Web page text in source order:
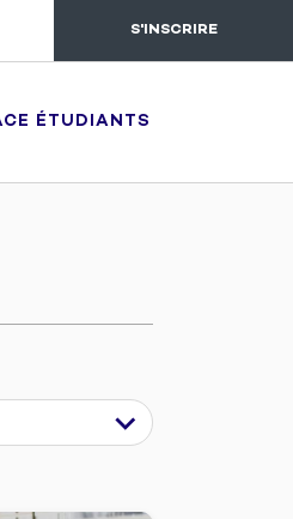
S'INSCRIRE
ÉTUDIANTS